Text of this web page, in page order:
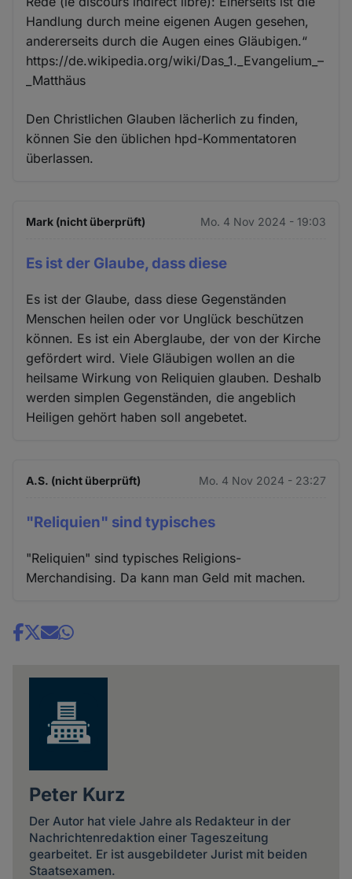
Handlung durch meine eigenen Augen gesehen,
andererseits durch die Augen eines Gläubigen.“
https://de.wikipedia.org/wiki/Das_1._Evangelium_–
_Matthäus
Den Christlichen Glauben lächerlich zu finden,
können Sie den üblichen hpd-Kommentatoren
überlassen.
Mark (nicht überprüft) Mo. 4 Nov 2024 - 19:03
Es ist der Glaube, dass diese
Es ist der Glaube, dass diese Gegenständen
Menschen heilen oder vor Unglück beschützen
können. Es ist ein Aberglaube, der von der Kirche
gefördert wird. Viele Gläubigen wollen an die
heilsame Wirkung von Reliquien glauben. Deshalb
werden simplen Gegenständen, die angeblich
Heiligen gehört haben soll angebetet.
A.S. (nicht überprüft) Mo. 4 Nov 2024 - 23:27
"Reliquien" sind typisches
"Reliquien" sind typisches Religions-
Merchandising. Da kann man Geld mit machen.
Share
Peter Kurz
Der Autor hat viele Jahre als Redakteur in der
Nachrichtenredaktion einer Tageszeitung
gearbeitet. Er ist ausgebildeter Jurist mit beiden
Staatsexamen.